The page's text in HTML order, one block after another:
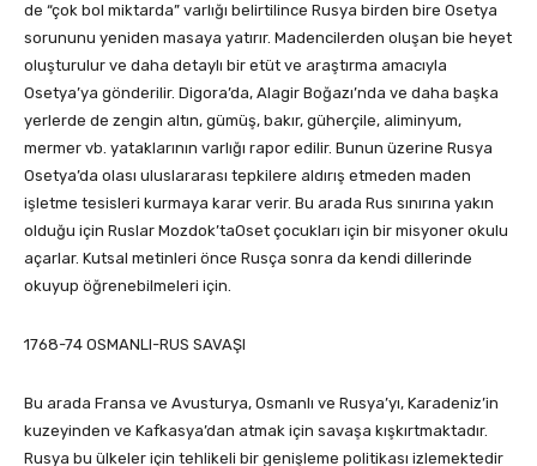
de “çok bol miktarda” varlığı belirtilince Rusya birden bire Osetya
sorununu yeniden masaya yatırır. Madencilerden oluşan bie heyet
oluşturulur ve daha detaylı bir etüt ve araştırma amacıyla
Osetya’ya gönderilir. Digora’da, Alagir Boğazı’nda ve daha başka
yerlerde de zengin altın, gümüş, bakır, güherçile, aliminyum,
mermer vb. yataklarının varlığı rapor edilir. Bunun üzerine Rusya
Osetya’da olası uluslararası tepkilere aldırış etmeden maden
işletme tesisleri kurmaya karar verir. Bu arada Rus sınırına yakın
olduğu için Ruslar Mozdok’taOset çocukları için bir misyoner okulu
açarlar. Kutsal metinleri önce Rusça sonra da kendi dillerinde
okuyup öğrenebilmeleri için.
1768-74 OSMANLI-RUS SAVAŞI
Bu arada Fransa ve Avusturya, Osmanlı ve Rusya’yı, Karadeniz’in
kuzeyinden ve Kafkasya’dan atmak için savaşa kışkırtmaktadır.
Rusya bu ülkeler için tehlikeli bir genişleme politikası izlemektedir